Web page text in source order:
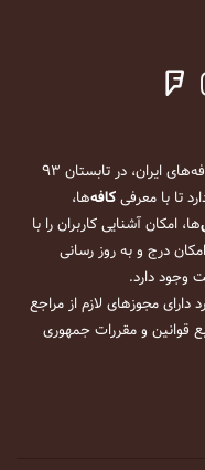
کافه‌یاب به عنوان مرجع معرفی و اطلاع‌رسانی کافه‌های ایران، در تابستان ۹۳
تا با معرفیکافه‌ها،
‌ها، امکان آشنایی کاربران را با
درج و به روز رسانی
وجود دارد.
مجوزهای لازم از مراجع
قوانین و مقررات جمهوری